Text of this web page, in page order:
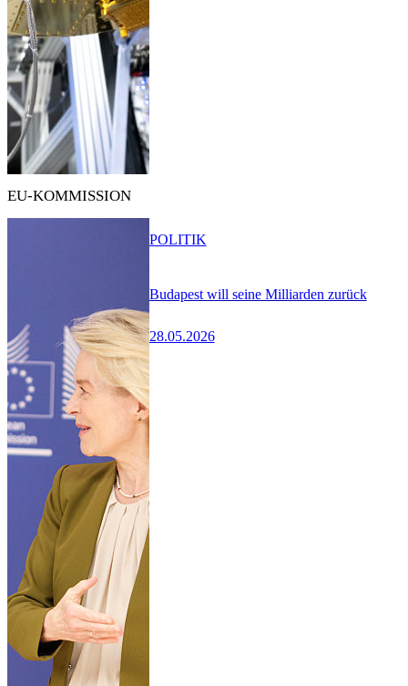
EU-KOMMISSION
Budapest will seine Milliarden zurück
28.05.2026
POLITIK